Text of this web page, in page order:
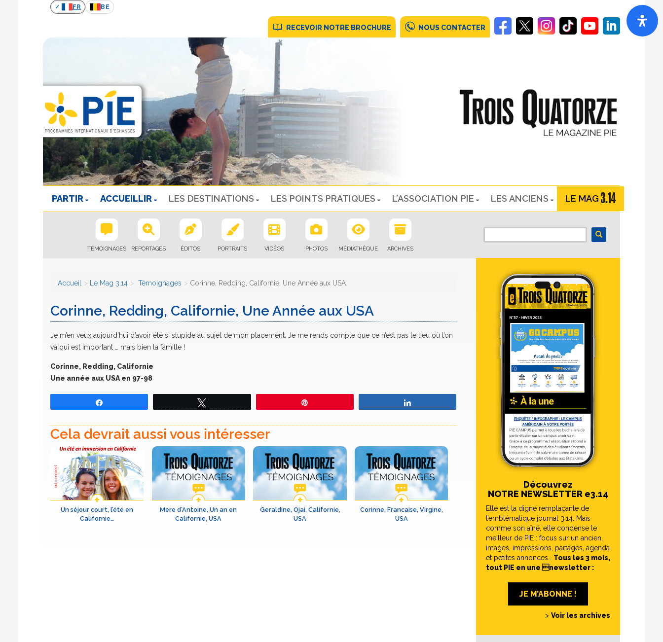
FR BE
RECEVOIR NOTRE BROCHURE NOUS CONTACTER
PARTIR ACCUEILLIR LES DESTINATIONS LES POINTS PRATIQUES L’ASSOCIATION PIE LES ANCIENS LE MAG
TÉMOIGNAGES REPORTAGES ÉDITOS PORTRAITS VIDÉOS PHOTOS MÉDIATHÈQUE ARCHIVES
Accueil Le Mag 3.14 Témoignages Corinne, Redding, Californie, Une Année aux USA
Corinne, Redding, Californie, Une Année aux USA
Je m’en veux aujourd’hui d’avoir été si stupide au sujet de mon placement. Je me rends compte que ce n’est pas le lieu où l’on
va qui est important … mais bien la famille !
Corinne, Redding, Californie
Une année aux USA en 97-98
Cela devrait aussi vous intéresser
Un séjour court, l’été en
Californie…
Mère d’Antoine, Un an en
Californie, USA
Geraldine, Ojai, Californie,
USA
Corinne, Francaise, Virgine,
USA
Découvrez
NOTRE NEWSLETTER e3.14
Elle est la digne remplaçante de
l’emblématique journal 3.14. Mais
comme son aîné, elle condense le
meilleur de PIE : focus sur un ancien,
images, impressions, partages, agenda
et petites annonces… Tous les 3 mois,
tout PIE en une newsletter :
JE M’ABONNE !
> Voir les archives